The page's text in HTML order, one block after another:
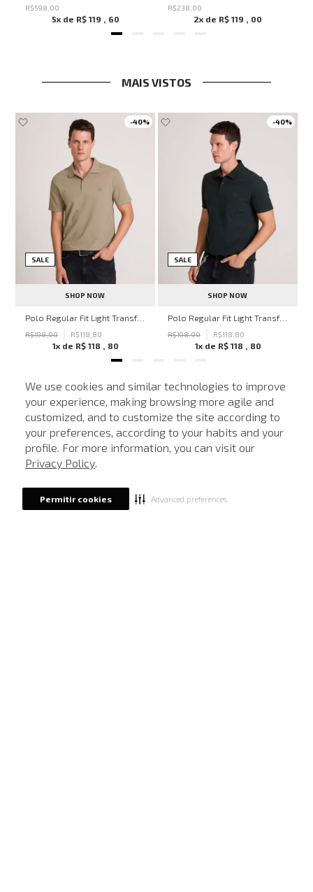
We use cookies and similar technologies to improve
your experience, making browsing more agile and
customized, and to customize the site according to
your preferences, according to your habits and your
profile. For more information, you can visit our
Privacy Policy.
Permitir cookies Advanced preferences
R$598 00
5x de R$ 119 , 60
R$238 00
2x de R$ 119 , 00
MAIS VISTOS
-40%
SALE
SHOP NOW
Polo Regular Fit Light Transfer Bege Médio John John Masculina
R$198,00 R$118 80
1x de R$ 118 80
-40%
SALE
SHOP NOW
Polo Regular Fit Light Transfer Verde Escuro John John Masculina
R$198,00 R$118 80
1x de R$ 118 80
NEWSLETTER
Cadastre seu e-mail para receber nossas novidades.
Eu li, estou ciente das condições de tratamento dos meus dados pessoais e forneço